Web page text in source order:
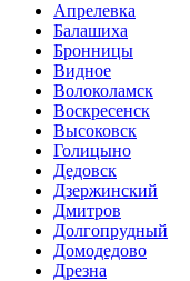
Апрелевка
Балашиха
Бронницы
Видное
Волоколамск
Воскресенск
Высоковск
Голицыно
Дедовск
Дзержинский
Дмитров
Долгопрудный
Домодедово
Дрезна